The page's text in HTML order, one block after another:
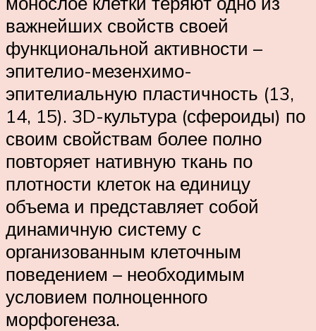
важнейших свойств своей
функциональной активности –
эпителио-мезенхимо-
эпителиальную пластичность (13,
14, 15). 3D-культура (сфероиды) по
своим свойствам более полно
повторяет нативную ткань по
плотности клеток на единицу
объема и представляет собой
динамичную систему с
организованным клеточным
поведением – необходимым
условием полноценного
морфогенеза.